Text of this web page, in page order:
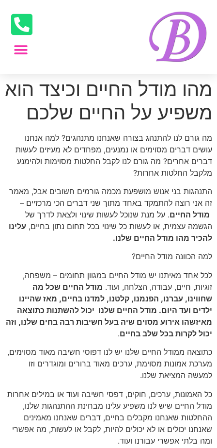
מהו מודל החיים וכיצד הוא
משפיע על החיים שלכם
מה גורם לנו להתנהג בצורה שאנחנו מתנהגים? למה אנחנו
עושים דברים מסוימים או נמנעים, מפחדים לא מעיזים לעשות
דברים אחרים? מה גורם לנו לקבל החלטות מסוימות ולהימנע
מלקבל החלטות אחרות?
התנהגות בני אנוש מושפעת מכמה גורמים חשובים אבל, מאמר
זה אני רוצה להתמקד באחד מתוך שני דברים הכי מרכזיים –
מודל החיים. על מנת שנוכל לעשות שינוי ולצאת לדרך של
הגשמה עצמית, או לעשות כל שינוי בכל תחום נתון בחיים, עלינו
להכיר מהו מודל החיים שלנו.
למה הכוונה מודל החיים?
לכל אחד מאיתנו יש מודל החיים במגוון תחומים – משפחה,
זוגיות, חיים, עבודה, הצלחה, ועוד. מודל החיים שכל מה
שחווינו, עברנו, הפנמנו, קלטנו, למדנו בחיים, מאז שהיינו
ילדים ועד היום. מודל החיים שלנו יכול להשתנות כתוצאה
מאיזשהו אירוע מסוים שיה בעל חשיבות רבה בחים שלנו, וזה
יכול לקרות בכל שלב בחיים.
כתוצאה ממודל החיים שלנו יש לנו דפוסי חשיבה מאוד מסוימים,
מערכת אמונות מסוימת, ערכים מאוד ברורים ומוגדרים וזו
למעשה המציאת שלנו.
כל האמונות, ערכים, חוקים, דפסי חשיבה ועוד או במילים אחרות
מודל החיים שיש לנו משפיע עלינו מבחינת ההתנהגות שלנו,
ההחלטות שאנחנו מקבלים בחיים, דברים שאנחנו מאמינים
שאנחנו יכולים או לא יכולים להיות, לקבל או לעשות, מה אפשרי
ומה בלתי אפשרי עבורנו ועוד.